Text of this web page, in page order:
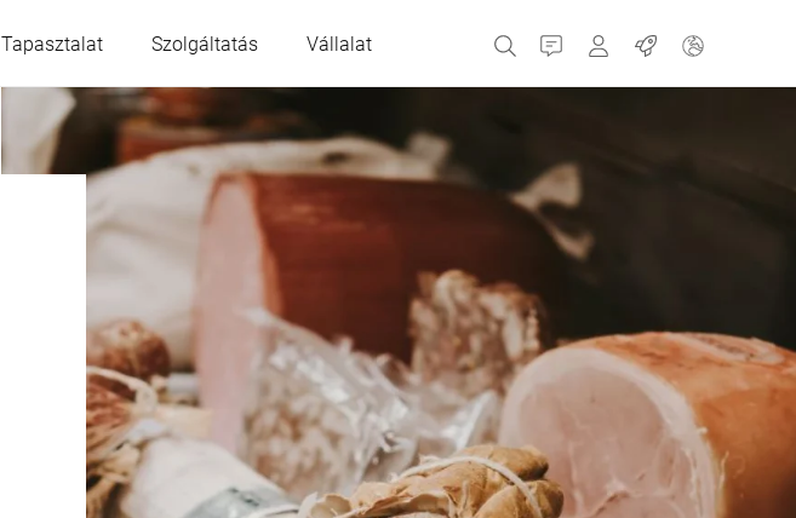
Tapasztalat Szolgáltatás Vállalat Kapcsolatfelvétel
MyBizerbaMunkahelyek
Cseh Köztársaság
Görögország
Olaszország Hollandia
Portugália
Szlovákia Spanyolország